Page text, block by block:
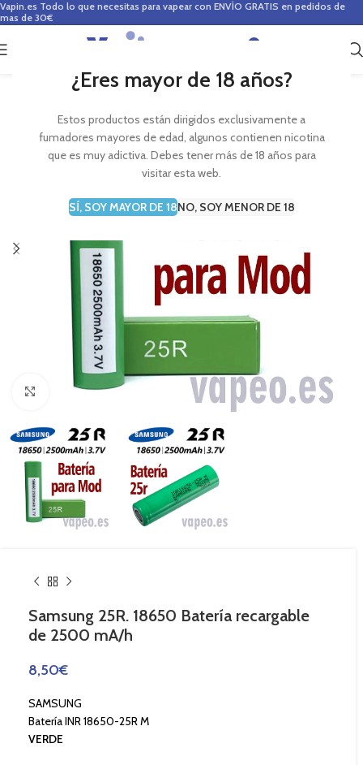
¿Eres mayor de 18 años?
Estos productos están dirigidos exclusivamente a
fumadores mayores de edad, algunos contienen nicotina
que es muy adictiva. Debes tener más de 18 años para
visitar esta web.
SÍ, SOY MAYOR DE 18NO, SOY MENOR DE 18
Vapin.es Todo lo que necesitas para vapear con ENVÍO GRATIS en pedidos de
mas de 30€
0
Haga Click para agrandar
Samsung 25R. 18650 Batería recargable
de 2500 mA/h
8,50€
SAMSUNG
Batería INR 18650-25R M
VERDE